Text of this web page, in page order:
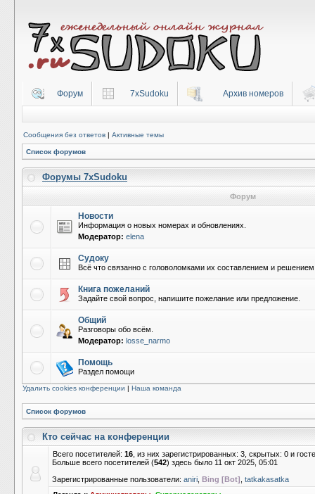
Форум 7xSudoku Архив номеров
Сообщения без ответов | Активные темы
Список форумов
Форумы 7xSudoku
Форум
Новости
Информация о новых номерах и обновлениях.
Модератор: elena
Судоку
Всё что связанно с головоломками их составлением и
Книга пожеланий
Задайте свой вопрос, напишите пожелание или предложение.
Общий
Разговоры обо всём.
Модератор: losse_narmo
Помощь
Раздел помощи
Удалить cookies конференции | Наша команда
Список форумов
Кто сейчас на конференции
Всего посетителей: 16 , из них зарегистрированных: 3, скрытых: 0 и
Больше всего посетителей (542) здесь было 11 окт 2025, 05:01
Зарегистрированные пользователи: aniri Bing [Bot] tatkakasatka